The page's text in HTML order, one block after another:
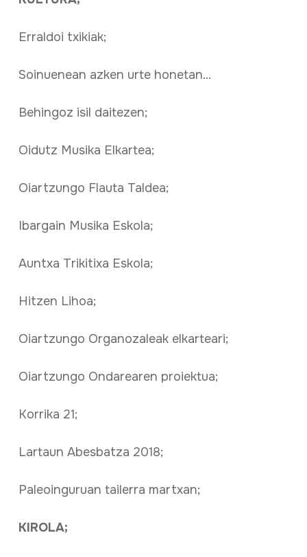
Erraldoi txikiak;
Soinuenean azken urte honetan...
Behingoz isil daitezen;
Oidutz Musika Elkartea;
Oiartzungo Flauta Taldea;
Ibargain Musika Eskola;
Auntxa Trikitixa Eskola;
Hitzen Lihoa;
Oiartzungo Organozaleak elkarteari;
Oiartzungo Ondarearen proiektua;
Korrika 21;
Lartaun Abesbatza 2018;
Paleoinguruan tailerra martxan;
KIROLA;